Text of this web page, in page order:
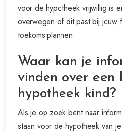
voor de hypotheek vrijwillig is
overwegen of dit past bij jouw
toekomstplannen.
Waar kan je
vinden over een
hypotheek kind?
Als je op zoek bent naar
staan voor de hypotheek van